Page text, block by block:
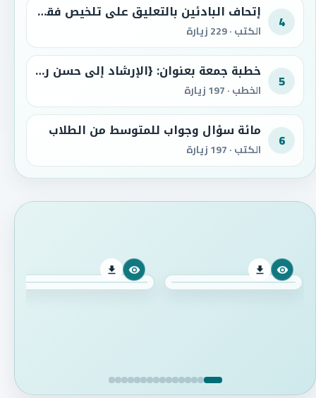
4 إتحاف البادئين بالتعليق على تلخيص فقه الفرائض للعثيمين
الكتب · 229 زيارة
5 خطبة جمعة بعنوان: {الإرشاد إلى حسن رعاية الأهل والأولاد}
الخطب · 197 زيارة
6 مائة سؤال وجواب للمتوسط من الطلاب
الكتب · 197 زيارة